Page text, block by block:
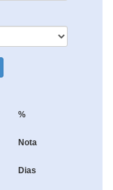
%
Nota
Dias